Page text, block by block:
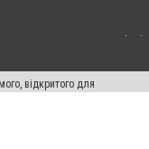
відкритого для